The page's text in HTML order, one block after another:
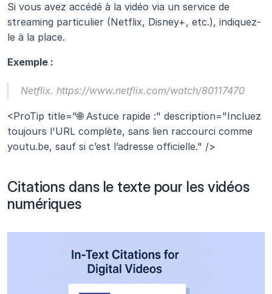
Si vous avez accédé à la vidéo via un service de
streaming particulier (Netflix, Disney+, etc.), indiquez-
le à la place.
Exemple :
Netflix. https://www.netflix.com/watch/80117470
<ProTip title="🌐 Astuce rapide :" description="Incluez
toujours l'URL complète, sans lien raccourci comme
youtu.be, sauf si c’est l’adresse officielle." />
Citations dans le texte pour les vidéos
numériques